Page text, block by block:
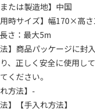
または製造地】中国
用時サイズ】幅170×高
さ：最大5m
法】商品パッケージに
、正しく安全に使用し
ください。
方法】-
】【手入れ方法】